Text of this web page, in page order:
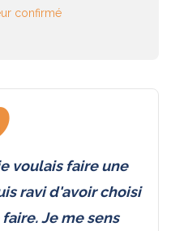
confirmé
voulais faire une
ravi d'avoir choisi
Je me sens